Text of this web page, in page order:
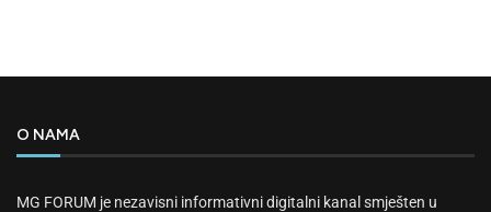
O NAMA
MG FORUM je nezavisni informativni digitalni kanal smješten u